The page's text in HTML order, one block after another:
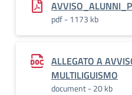
pdf - 1173 kb
ALLEGATO A
MULTILIGUISMO
document - 20 kb